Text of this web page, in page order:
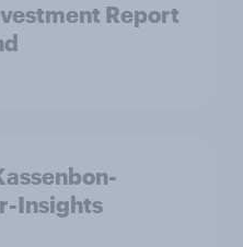
Report
Insights